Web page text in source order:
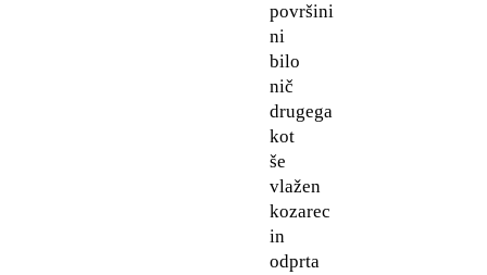
površini
ni
bilo
nič
drugega
kot
še
vlažen
kozarec
in
odprta